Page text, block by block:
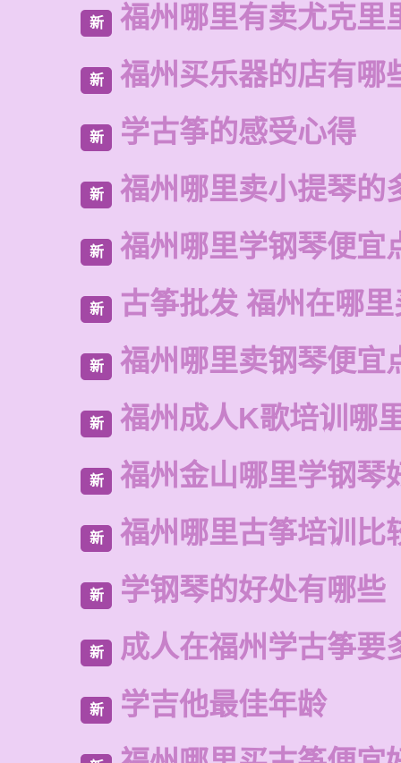
新 福州哪里有卖尤克里
新 福州买乐器的店有哪
新 学古筝的感受心得
新 福州哪里卖小提琴的
新 福州哪里学钢琴便宜
新 古筝批发 福州在哪
新 福州哪里卖钢琴便宜
新 福州成人K歌培训哪
新 福州金山哪里学钢琴
新 福州哪里古筝培训比
新 学钢琴的好处有哪些
新 成人在福州学古筝要
新 学吉他最佳年龄